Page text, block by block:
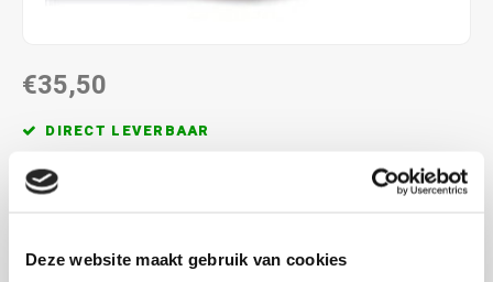
Deze website maakt gebruik van cookies
€35,50
DIRECT LEVERBAAR
Maak een keuze uit de kleuren grijs en zwart Lees meer